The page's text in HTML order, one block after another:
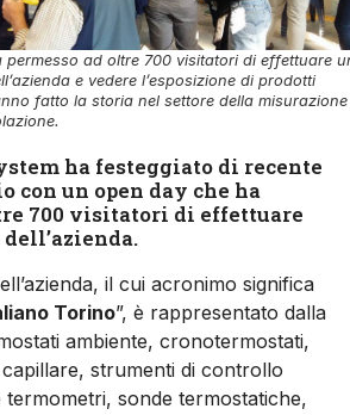
permesso ad oltre 700 visitatori di effettuare
e vedere l’esposizione di prodotti
fatto la storia nel settore della misurazione
ha festeggiato di recente
con un open day che ha
700 visitatori di effettuare
il cui acronimo significa
Torino”, è rappresentato dalla
ambiente, cronotermostati,
strumenti di controllo
termometri, sonde termostatiche,